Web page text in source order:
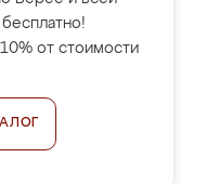
от стоимости